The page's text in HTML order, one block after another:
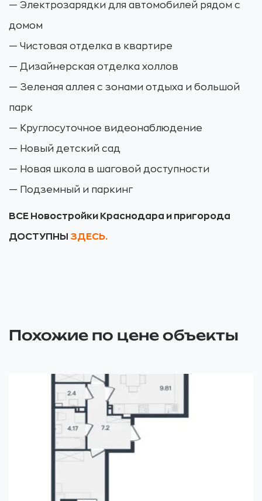
— Электрозарядки для автомобилей рядом с
домом
— Чистовая отделка в квартире
— Дизайнерская отделка холлов
— Зеленая аллея с зонами отдыха и большой
парк
— Круглосуточное видеонаблюдение
— Новый детский сад
— Новая школа в шаговой доступности
— Подземный и паркинг
ВСЕ Новостройки Краснодара и пригорода
ДОСТУПНЫ ЗДЕСЬ.
Похожие по цене объекты